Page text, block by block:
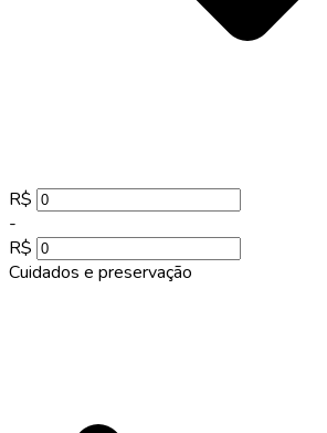
R$
-
R$
Cuidados e preservação